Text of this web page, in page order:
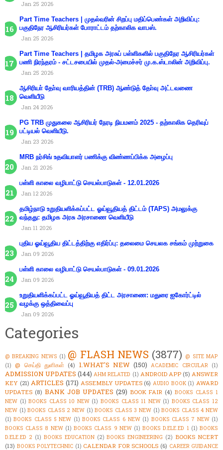
Jan 25 2026
Part Time Teachers | முதல்வரின் சிறப்பு மதிப்பெண்கள் அறிவிப்பு:
பகுதிநேர ஆசிரியர்கள் போராட்டம் தற்காலிக வாபஸ்.
Jan 25 2026
Part Time Teachers | தமிழக அரசுப் பள்ளிகளில் பகுதிநேர ஆசிரியர்கள்
பணி நிரந்தரம் - சட்டசபையில் முதல்-அமைச்சர் மு.க.ஸ்டாலின் அறிவிப்பு.
Jan 25 2026
ஆசிரியா் தோ்வு வாரியத்தின் (TRB) ஆண்டுத் தோ்வு அட்டவணை
வெளியீடு
Jan 24 2026
PG TRB முதுகலை ஆசிரியர் நேரடி நியமனம் 2025 - தற்காலிக தெரிவுப்
பட்டியல் வெளியீடு.
Jan 23 2026
MRB நர்சிங் உதவியாளர் பணிக்கு விண்ணப்பிக்க அழைப்பு
Jan 21 2026
பள்ளி காலை வழிபாட்டு செயல்பாடுகள் - 12.01.2026
Jan 12 2026
தமிழ்நாடு உறுதியளிக்கப்பட்ட ஓய்வூதியத் திட்டம் (TAPS) அமலுக்கு
வந்தது: தமிழக அரசு அரசாணை வெளியீடு
Jan 11 2026
புதிய ஓய்வூதிய திட்டத்திற்கு எதிர்ப்பு: தலைமை செயலக சங்கம் முற்றுகை
Jan 09 2026
பள்ளி காலை வழிபாட்டு செயல்பாடுகள் - 09.01.2026
Jan 09 2026
உறுதியளிக்கப்பட்ட ஓய்வூதியத் திட்ட அரசாணை: மதுரை ஐகோர்ட்டில்
வழக்கு ஒத்திவைப்பு
Jan 09 2026
Categories
@ BREAKING NEWS (1) @ FLASH NEWS (3877) @ SITE MAP
(1) @ செய்தி துளிகள் (4) 1.WHAT'S NEW (150) ACADEMIC CIRCULAR (1)
ADMISSION UPDATES (144) AHM RELATED (1) ANDROID APP (5) ANSWER
KEY (21) ARTICLES (171) ASSEMBLY UPDATES (6) AUDIO BOOK (1) AWARD
UPDATES (8) BANK JOB UPDATES (29) BOOK FAIR (4) BOOKS CLASS 1
NEW (1) BOOKS CLASS 10 NEW (1) BOOKS CLASS 11 NEW (1) BOOKS CLASS 12
NEW (1) BOOKS CLASS 2 NEW (1) BOOKS CLASS 3 NEW (1) BOOKS CLASS 4 NEW
(1) BOOKS CLASS 5 NEW (1) BOOKS CLASS 6 NEW (1) BOOKS CLASS 7 NEW (1)
BOOKS CLASS 8 NEW (1) BOOKS CLASS 9 NEW (1) BOOKS D.ELE.ED 1 (1) BOOKS
D.ELE.ED 2 (1) BOOKS EDUCATION (2) BOOKS ENGINEERING (2) BOOKS NCERT
(13) BOOKS POLYTECHNIC (1) CALENDAR FOR SCHOOLS (6) CAREER GUIDANCE